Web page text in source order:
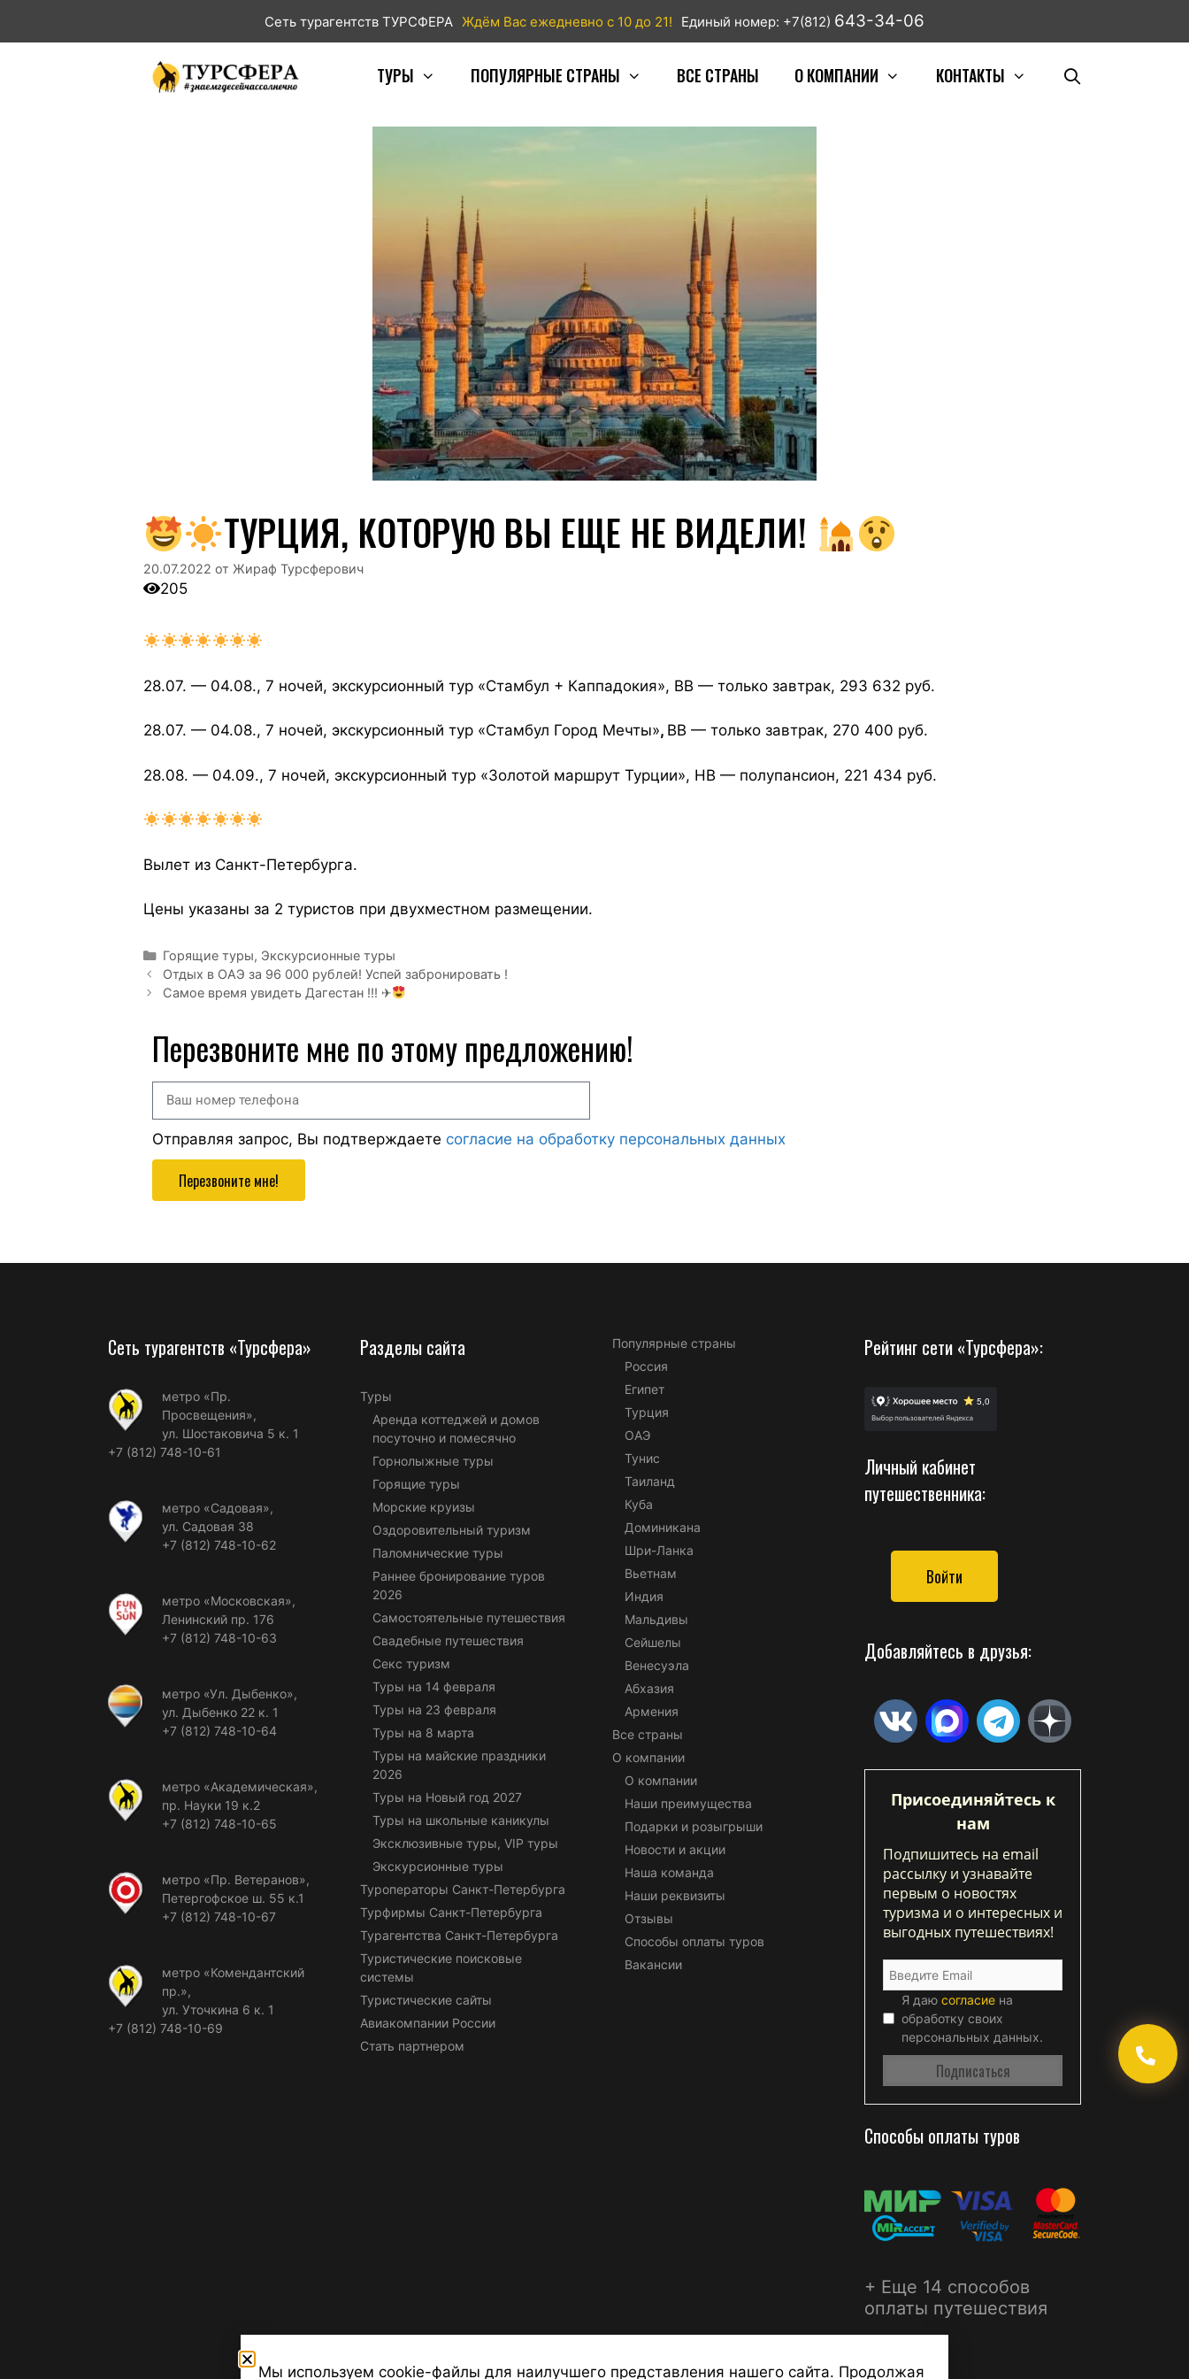
Сеть турагентств ТУРСФЕРА Ждём Вас ежедневно с 10 до 21! Единый номер: +7(812) 643-34-06
ТУРЫ ПОПУЛЯРНЫЕ СТРАНЫ ВСЕ СТРАНЫ О КОМПАНИИ КОНТАКТЫ
ТУРЦИЯ, КОТОРУЮ ВЫ ЕЩЕ НЕ ВИДЕЛИ!
20.07.2022 от Жираф Турсферович
205
28.07. — 04.08., 7 ночей, экскурсионный тур «Стамбул + Каппадокия», BB — только завтрак, 293 632 руб.
28.07. — 04.08., 7 ночей, экскурсионный тур «Стамбул Город Мечты», BB — только завтрак, 270 400 руб.
28.08. — 04.09., 7 ночей, экскурсионный тур «Золотой маршрут Турции», HB — полупансион, 221 434 руб.
Вылет из Санкт-Петербурга.
Цены указаны за 2 туристов при двухместном размещении.
Горящие туры, Экскурсионные туры
Отдых в ОАЭ за 96 000 рублей! Успей забронировать !
Самое время увидеть Дагестан !!! ✈
Перезвоните мне по этому предложению!
Отправляя запрос, Вы подтверждаете согласие на обработку персональных данных
Перезвоните мне!
Сеть турагентств «Турсфера»
метро «Пр.
Просвещения»,
ул. Шостаковича 5 к. 1
+7 (812) 748-10-61
метро «Садовая»,
ул. Садовая 38
+7 (812) 748-10-62
метро «Московская»,
Ленинский пр. 176
+7 (812) 748-10-63
метро «Ул. Дыбенко»,
ул. Дыбенко 22 к. 1
+7 (812) 748-10-64
метро «Академическая»,
пр. Науки 19 к.2
+7 (812) 748-10-65
метро «Пр. Ветеранов»,
Петергофское ш. 55 к.1
+7 (812) 748-10-67
метро «Комендантский
пр.»,
ул. Уточкина 6 к. 1
+7 (812) 748-10-69
Разделы сайта
Туры
Аренда коттеджей и домов
посуточно и помесячно
Горнолыжные туры
Горящие туры
Морские круизы
Оздоровительный туризм
Паломнические туры
Раннее бронирование туров
2026
Самостоятельные путешествия
Свадебные путешествия
Секс туризм
Туры на 14 февраля
Туры на 23 февраля
Туры на 8 марта
Туры на майские праздники
2026
Туры на Новый год 2027
Туры на школьные каникулы
Эксклюзивные туры, VIP туры
Экскурсионные туры
Туроператоры Санкт-Петербурга
Турфирмы Санкт-Петербурга
Турагентства Санкт-Петербурга
Туристические поисковые
системы
Туристические сайты
Авиакомпании России
Стать партнером
Популярные страны
Россия
Египет
Турция
ОАЭ
Тунис
Таиланд
Куба
Доминикана
Шри-Ланка
Вьетнам
Индия
Мальдивы
Сейшелы
Венесуэла
Абхазия
Армения
Все страны
О компании
О компании
Наши преимущества
Подарки и розыгрыши
Новости и акции
Наша команда
Наши реквизиты
Отзывы
Способы оплаты туров
Вакансии
Рейтинг сети «Турсфера»:
Личный кабинет
путешественника:
Войти
Добавляйтесь в друзья:
Присоединяйтесь к
нам
Подпишитесь на email
рассылку и узнавайте
первым о новостях
туризма и о интересных и
выгодных путешествиях!
Я даю согласие на
обработку своих
персональных данных.
Способы оплаты туров
+ Еще 14 способов
оплаты путешествия
Мы используем cookie-файлы для наилучшего представления нашего сайта. Продолжая